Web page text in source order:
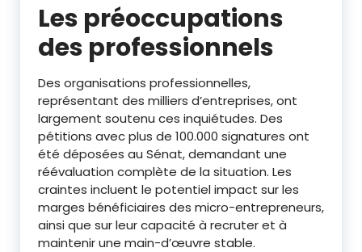
Les préoccupations
des professionnels
Des organisations professionnelles,
représentant des milliers d’entreprises, ont
largement soutenu ces inquiétudes. Des
pétitions avec plus de 100.000 signatures ont
été déposées au Sénat, demandant une
réévaluation complète de la situation. Les
craintes incluent le potentiel impact sur les
marges bénéficiaires des micro-entrepreneurs,
ainsi que sur leur capacité à recruter et à
maintenir une main-d’œuvre stable.